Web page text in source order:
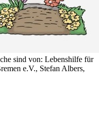
sind von: Lebenshilfe für
e.V., Stefan Albers,